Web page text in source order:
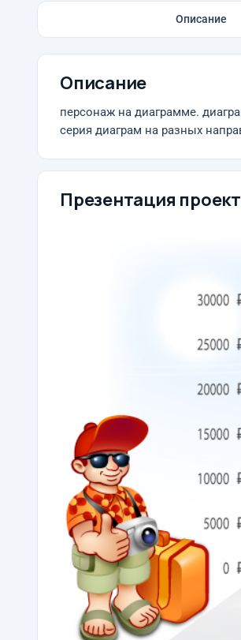
Описание
Описание
персонаж на диаграмме.
серия диаграм на разных
Презентация